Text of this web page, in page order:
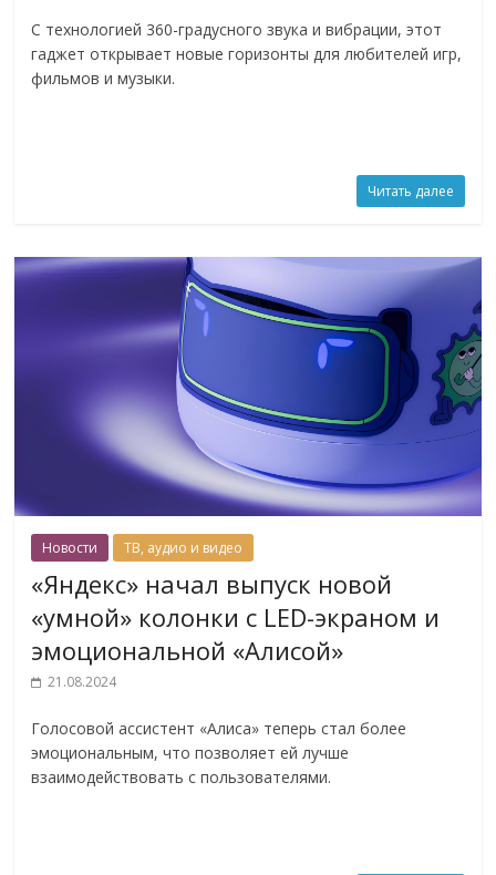
С технологией 360-градусного звука и вибрации, этот
гаджет открывает новые горизонты для любителей игр,
фильмов и музыки.
Читать далее
Новости ТВ, аудио и видео
«Яндекс» начал выпуск новой
«умной» колонки с LED-экраном и
эмоциональной «Алисой»
21.08.2024
Голосовой ассистент «Алиса» теперь стал более
эмоциональным, что позволяет ей лучше
взаимодействовать с пользователями.